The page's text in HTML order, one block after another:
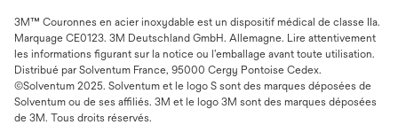
3M™ Couronnes en acier inoxydable est un dispositif médical de classe IIa.
Marquage CE0123. 3M Deutschland GmbH. Allemagne. Lire attentivement
les informations figurant sur la notice ou l’emballage avant toute utilisation.
Distribué par Solventum France, 95000 Cergy Pontoise Cedex.
©Solventum 2025. Solventum et le logo S sont des marques déposées de
Solventum ou de ses affiliés. 3M et le logo 3M sont des marques déposées
de 3M. Tous droits réservés.